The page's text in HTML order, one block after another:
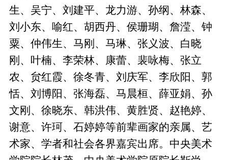
生、吴宁、刘建平、龙力游、孙纲、林森、
刘小东、喻红、胡西丹、侯珊瑚、詹滢、钟
粟、仲伟生、马刚、马琳、张义波、白晓
刚、叶楠、李荣林、康蕾、裴咏梅、张立
农、贠红霞、徐冬青、刘庆军、李欣阳、郭
恬、刘博阳、张海磊、马晨桓、薛亚娟、孙
文刚、徐晓东、韩洪伟、黄胜贤、赵艳婷、
谢意、许珂、石婷婷等前辈画家的亲属、艺
术家、学者和社会各界嘉宾出席。中央美术